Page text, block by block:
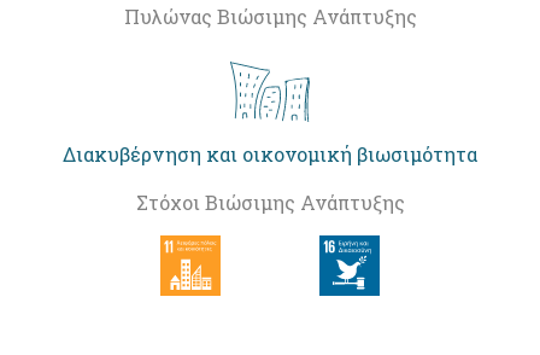
Πυλώνας Βιώσιμης Ανάπτυξης
Διακυβέρνηση και οικονομική βιωσιμότητα
Στόχοι Βιώσιμης Ανάπτυξης